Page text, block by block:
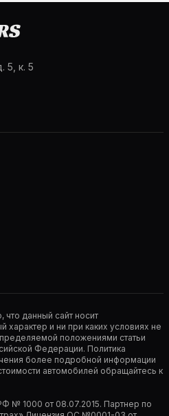
5, к. 5
данный сайт носит
и ни при каких условиях не
положениями статьи
Федерации. Политика
более подробной информации
автомобилей обращайтесь к
№ 1000 от 08.07.2015. Партнер по